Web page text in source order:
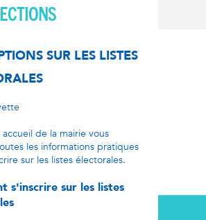
SUR LES LISTES
accueil de la mairie vous
les informations pratiques
sur les listes électorales.
s'inscrire sur les listes